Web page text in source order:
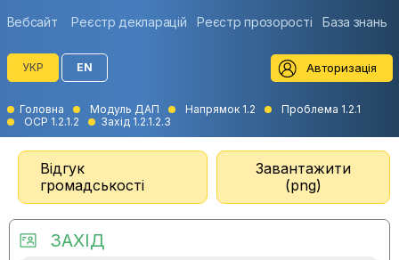
Вебсайт Реєстр декларацій Реєстр прозорості База знань
УКР EN Авторизація
Головна Модуль ДАП Напрямок 1.2
Проблема 1.2.1
ОСР 1.2.1.2
Захід 1.2.1.2.3
Відгук
громадськості
Завантажити
(png)
ЗАХІД